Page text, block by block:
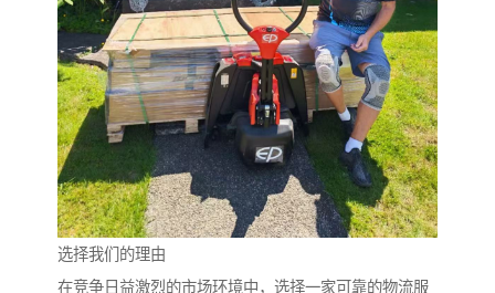
选择我们的理由
在竞争日益激烈的市场环境中，选择一家可靠的物流服